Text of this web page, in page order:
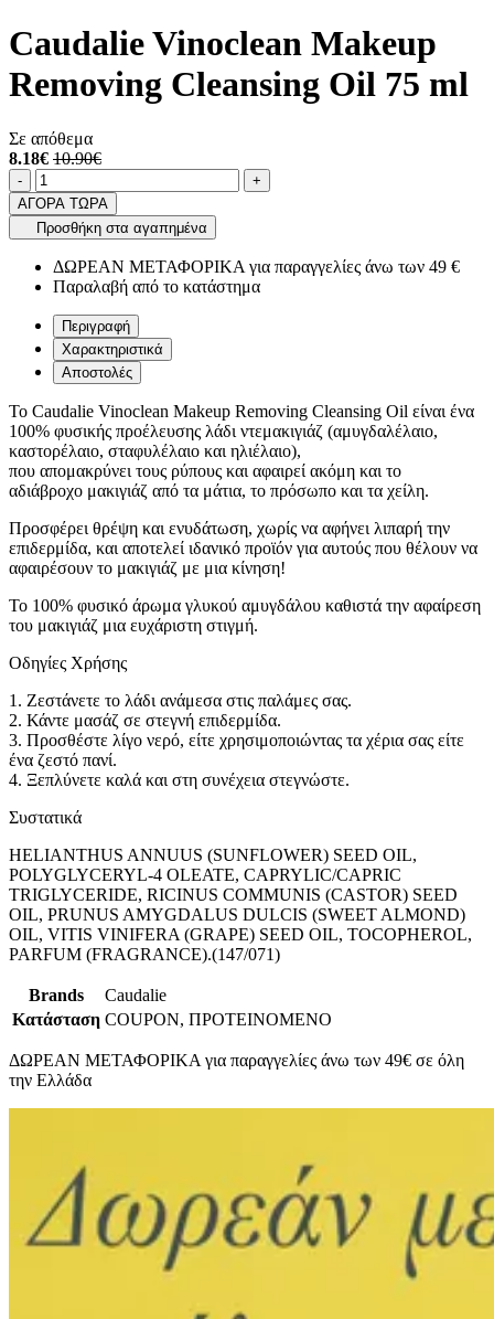
Caudalie Vinoclean Makeup
Removing Cleansing Oil 75 ml
Σε απόθεμα
8.18€ 10.90€
Ποσότητα
-product.increase.quantity +
ΑΓΟΡΑ ΤΩΡΑ
Προσθήκη στα αγαπημένα
ΔΩΡΕΑΝ ΜΕΤΑΦΟΡΙΚΑ για παραγγελίες άνω των 49 €
Παραλαβή από το κατάστημα
Περιγραφή
Χαρακτηριστικά
Αποστολές
Το Caudalie Vinoclean Makeup Removing Cleansing Oil είναι ένα
100% φυσικής προέλευσης λάδι ντεμακιγιάζ (αμυγδαλέλαιο,
καστορέλαιο, σταφυλέλαιο και ηλιέλαιο),
που απομακρύνει τους ρύπους και αφαιρεί ακόμη και το
αδιάβροχο μακιγιάζ από τα μάτια, το πρόσωπο και τα χείλη.
Προσφέρει θρέψη και ενυδάτωση, χωρίς να αφήνει λιπαρή την
επιδερμίδα, και αποτελεί ιδανικό προϊόν για αυτούς που θέλουν να
αφαιρέσουν το μακιγιάζ με μια κίνηση!
Το 100% φυσικό άρωμα γλυκού αμυγδάλου καθιστά την αφαίρεση
του μακιγιάζ μια ευχάριστη στιγμή.
Οδηγίες Χρήσης
1. Ζεστάνετε το λάδι ανάμεσα στις παλάμες σας.
2. Κάντε μασάζ σε στεγνή επιδερμίδα.
3. Προσθέστε λίγο νερό, είτε χρησιμοποιώντας τα χέρια σας είτε
ένα ζεστό πανί.
4. Ξεπλύνετε καλά και στη συνέχεια στεγνώστε.
Συστατικά
HELIANTHUS ANNUUS (SUNFLOWER) SEED OIL,
POLYGLYCERYL-4 OLEATE, CAPRYLIC/CAPRIC
TRIGLYCERIDE, RICINUS COMMUNIS (CASTOR) SEED
OIL, PRUNUS AMYGDALUS DULCIS (SWEET ALMOND)
OIL, VITIS VINIFERA (GRAPE) SEED OIL, TOCOPHEROL,
PARFUM (FRAGRANCE).(147/071)
Brands
Caudalie
Κατάσταση COUPON, ΠΡΟΤΕΙΝΟΜΕΝΟ
ΔΩΡΕΑΝ ΜΕΤΑΦΟΡΙΚΑ για παραγγελίες άνω των 49€ σε όλη
την Ελλάδα